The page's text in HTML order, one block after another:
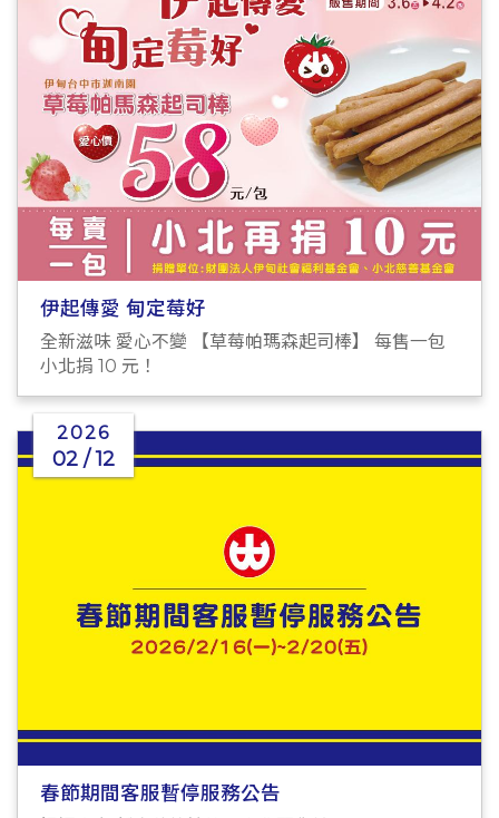
伊起傳愛 甸定莓好
全新滋味 愛心不變 【草莓帕瑪森起司棒】 每售一包
小北捐 10 元！
2026
02 / 12
春節期間客服暫停服務公告